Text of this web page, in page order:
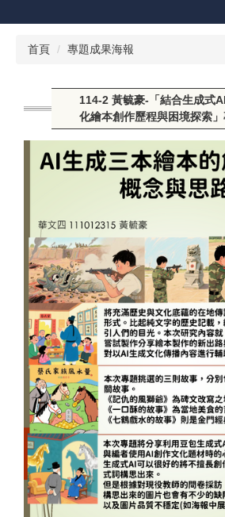
到
首頁 專題成果海報
114-2 黃毓豪-「結合生成式
化繪本創作歷程與困境探索